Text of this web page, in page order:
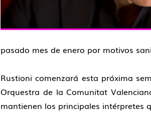
pasado mes de enero por motivos
Rustioni comenzará esta próxima
Orquestra de la Comunitat
mantienen los principales intérpretes